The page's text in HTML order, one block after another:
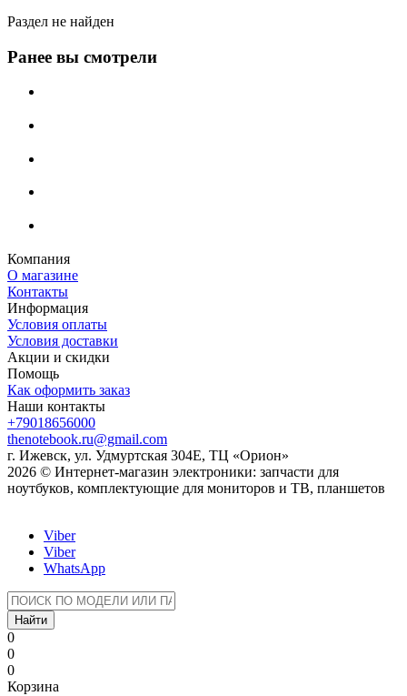
Раздел не найден
Ранее вы смотрели
Компания
О магазине
Контакты
Информация
Условия оплаты
Условия доставки
Акции и скидки
Помощь
Как оформить заказ
Наши контакты
+79018656000
thenotebook.ru@gmail.com
г. Ижевск, ул. Удмуртская 304Е, ТЦ «Орион»
2026 © Интернет-магазин электроники: запчасти для
ноутбуков, комплектующие для мониторов и ТВ, планшетов
Viber
Viber
WhatsApp
Найти
0
0
0
Корзина